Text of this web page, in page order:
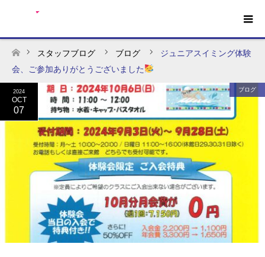
ホーム
スタッフブログ ブログ
ジュニアスイミング体験
会、ご参加ありがとうございました
2024
OCT
07
ブログ